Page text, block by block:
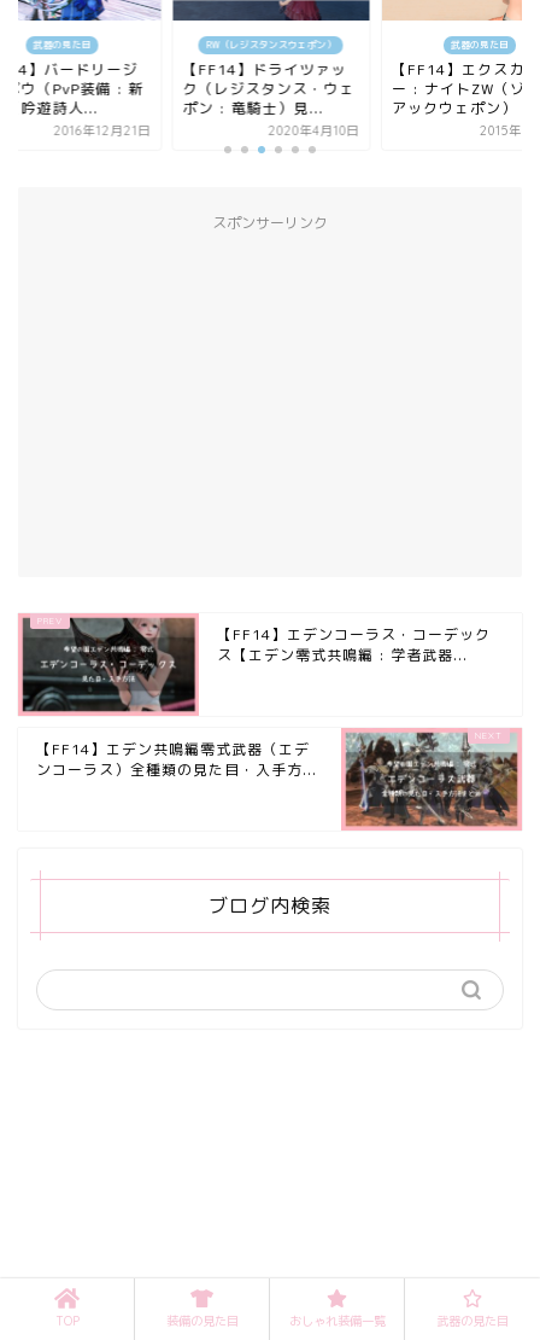
武器の見た目
】バードリージ
ボウ（PvP装備 : 新
【吟遊詩人...
2016年12月21日
RW（レジスタンスウェポン）
【FF14】ドライツァッ
ク（レジスタンス・ウェ
ポン : 竜騎士）見...
2020年4月10日
武器の見た目
【FF14】エクスカ
ー : ナイトZW（ゾ
アックウェポン）
2015年6
スポンサーリンク
【FF14】エデンコーラス・コーデック
ス【エデン零式共鳴編 : 学者武器...
【FF14】エデン共鳴編零式武器（エデ
ンコーラス）全種類の見た目・入手方...
ブログ内検索
TOP 装備の見た目 おしゃれ装備一覧 武器の見た目